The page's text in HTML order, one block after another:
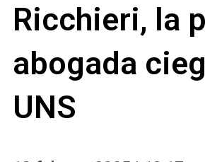
Ricchieri, la
abogada
UNS